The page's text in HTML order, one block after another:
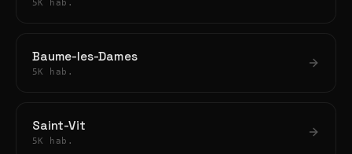
5K hab.
Baume-les-Dames
5K hab.
Saint-Vit
5K hab.